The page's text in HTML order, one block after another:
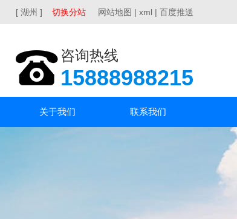
[ 湖州 ] 切换分站 网站地图 | xml | 百度推送
咨询热线
15888988215
关于我们 联系我们